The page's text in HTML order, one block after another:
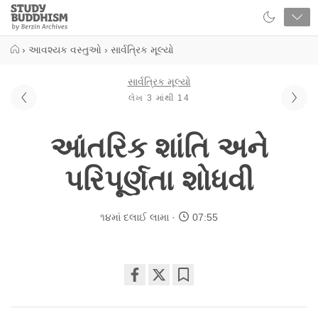
Close
Study
Buddhism
› આવશ્યક વસ્તુઓ › સાર્વત્રિક મૂલ્યો
સાર્વત્રિક મૂલ્યો
લેખ 3 માંથી 14
આંતરિક શાંતિ અને
પરિપૂર્ણતા શોધવી
૧૪માં દલાઈ લામા 07:55
on